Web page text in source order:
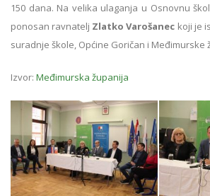
150 dana. Na velika ulaganja u Osnovnu
ponosan ravnatelj Zlatko Varošanec koji je
suradnje škole, Općine Goričan i Međimurske
Izvor: Međimurska županija